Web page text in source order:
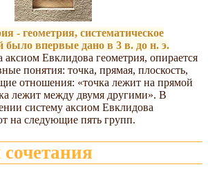
- геометрия, систематическое
было впервые дано в 3 в. до н. э.
аксиом Евклидова геометрия, опирается
понятия: точка, прямая, плоскость,
отношения: «точка лежит на прямой
лежит между двумя другими». В
систему аксиом Евклидова
на следующие пять групп.
сочетания